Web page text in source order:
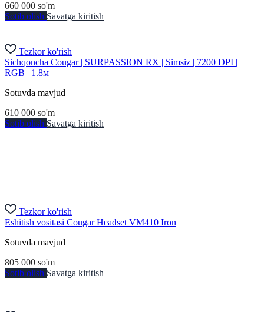
660 000 so'm
Sotib olish Savatga kiritish
Tezkor ko'rish
Sichqoncha Cougar | SURPASSION RX | Simsiz | 7200 DPI |
RGB | 1.8м
Sotuvda mavjud
610 000 so'm
Sotib olish Savatga kiritish
Tezkor ko'rish
Eshitish vositasi Cougar Headset VM410 Iron
Sotuvda mavjud
805 000 so'm
Sotib olish Savatga kiritish